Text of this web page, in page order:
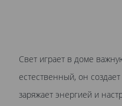
Свет играет в доме
естественный, он
заряжает энергией и